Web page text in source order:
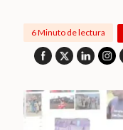
6 Minuto de lectura